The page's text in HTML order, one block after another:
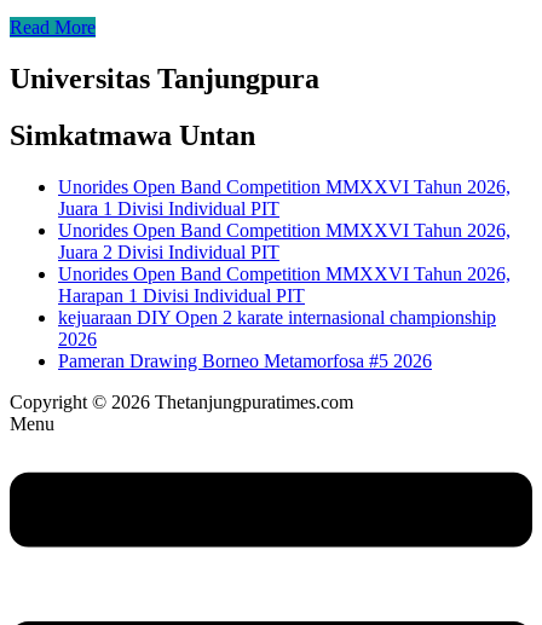
Read More
Universitas Tanjungpura
Simkatmawa Untan
Unorides Open Band Competition MMXXVI Tahun 2026,
Juara 1 Divisi Individual PIT
Unorides Open Band Competition MMXXVI Tahun 2026,
Juara 2 Divisi Individual PIT
Unorides Open Band Competition MMXXVI Tahun 2026,
Harapan 1 Divisi Individual PIT
kejuaraan DIY Open 2 karate internasional championship
2026
Pameran Drawing Borneo Metamorfosa #5 2026
Copyright © 2026 Thetanjungpuratimes.com
Menu